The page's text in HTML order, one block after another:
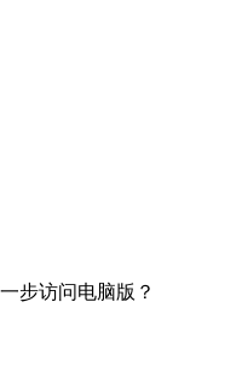
步访问电脑版？